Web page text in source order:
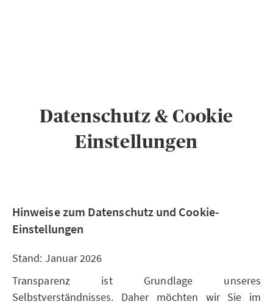
Datenschutz & Cookie
Einstellungen
Hinweise zum Datenschutz und Cookie-
Einstellungen
Stand: Januar 2026
Transparenz ist Grundlage unseres
Selbstverständnisses. Daher möchten wir Sie im